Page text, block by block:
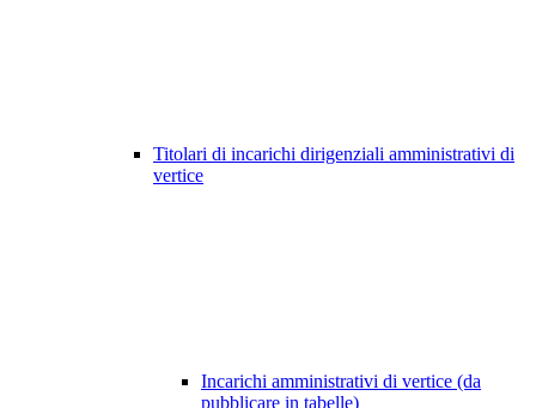
Titolari di incarichi dirigenziali amministrativi di
vertice
Incarichi amministrativi di vertice (da
pubblicare in tabelle)